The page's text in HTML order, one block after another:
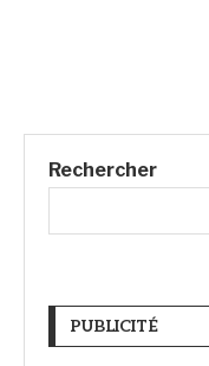
Rechercher
PUBLICITÉ